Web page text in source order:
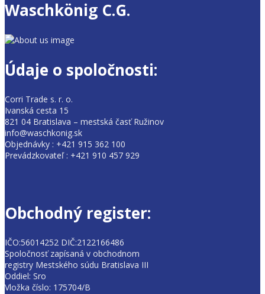
Waschkönig C.G.
Údaje o spoločnosti:
Corri Trade s. r. o.
Ivanská cesta 15
821 04 Bratislava – mestská časť Ružinov
info@waschkonig.sk
Objednávky : +421 915 362 100
Prevádzkovateľ : +421 910 457 929
Obchodný register:
IČO:56014252 DIČ:2122166486
Spoločnosť zapísaná v obchodnom
registry Mestského súdu Bratislava III
Oddiel: Sro
Vložka číslo: 175704/B